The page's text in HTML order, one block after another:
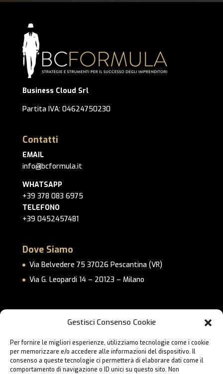
Gestisci Consenso Cookie
Per fornire le migliori esperienze, utilizziamo tecnologie come i cookie
per memorizzare e/o accedere alle informazioni del dispositivo. Il
consenso a queste tecnologie ci permetterà di elaborare dati come il
comportamento di navigazione o ID unici su questo sito. Non
Business Cloud Srl
Partita IVA: 04624750230
Contatti
EMAIL
info@bcformula.it
WHATSAPP
+39 378 083 6975
TELEFONO
+39 0452457481
Dove Siamo
Via Belvedere 75 37026 Pescantina (VR)
Via G. Leopardi 14 – 20123 – Milano
Cookie Policy
Lavora con Noi